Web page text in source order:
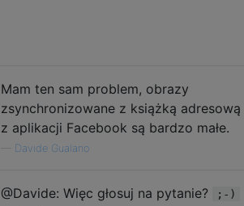
Mam ten sam problem, obrazy
zsynchronizowane z książką adresową
z aplikacji Facebook są bardzo małe.
Davide Gualano
@Davide: Więc głosuj na pytanie? ;-)